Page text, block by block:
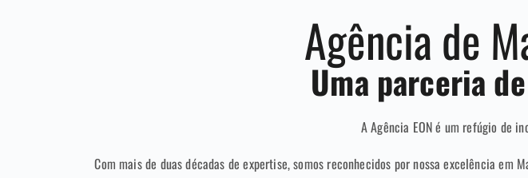
Agência de
Uma parceria
A Agência EON é um refúgio de
Com mais de duas décadas de expertise, somos reconhecidos por nossa excelência